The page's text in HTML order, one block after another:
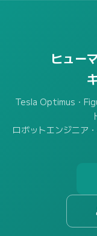
ヒュー
Tesla Optimus・
ロボットエンジニア